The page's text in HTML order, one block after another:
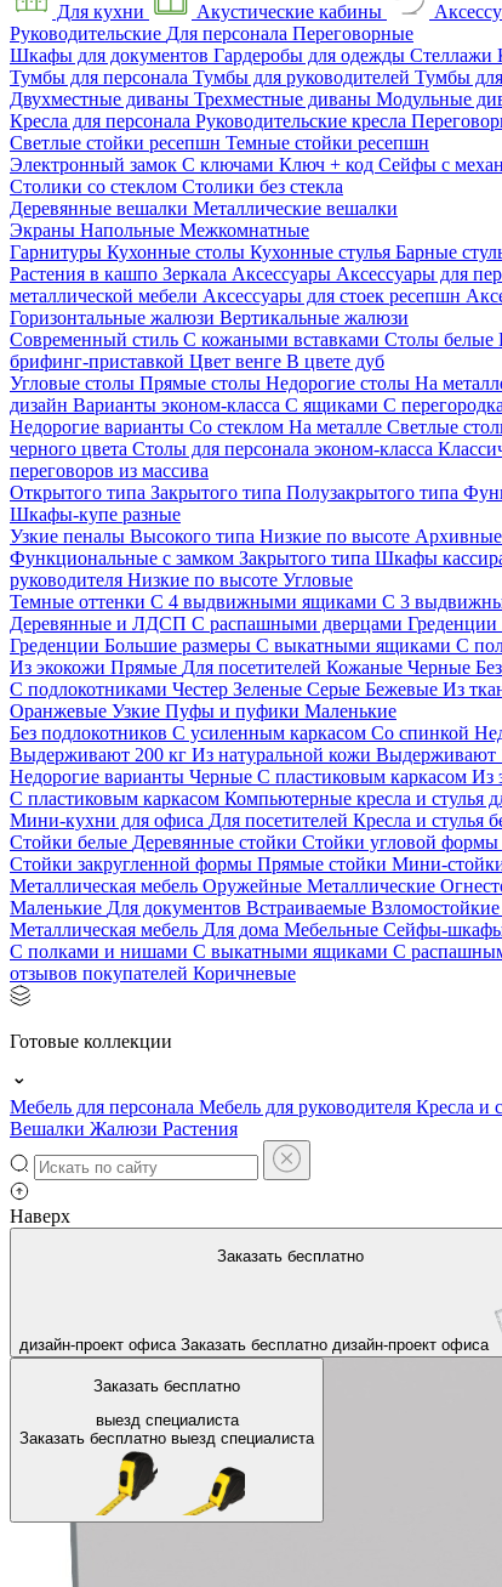
Для кухни Акустические кабины
Руководительские Для персонала Переговорные
Шкафы для документов Гардеробы для одежды Стеллажи
Тумбы для персонала Тумбы для руководителей Тумбы
Двухместные диваны Трехместные диваны Модульные
Кресла для персонала Руководительские кресла
Светлые стойки ресепшн Темные стойки ресепшн
Электронный замок С ключами Ключ + код Сейфы с
Столики со стеклом Столики без стекла
Деревянные вешалки Металлические вешалки
Экраны Напольные Межкомнатные
Гарнитуры Кухонные столы Кухонные стулья Барные
Растения в кашпо Зеркала Аксессуары Аксессуары для
металлической мебели Аксессуары для стоек ресепшн
Горизонтальные жалюзи Вертикальные жалюзи
Современный стиль С кожаными вставками Столы белые
брифинг-приставкой Цвет венге В цвете дуб
Угловые столы Прямые столы Недорогие столы На
дизайн Варианты эконом-класса С ящиками С
Недорогие варианты Со стеклом На металле Светлые
черного цвета Столы для персонала эконом-класса
переговоров из массива
Открытого типа Закрытого типа Полузакрытого типа
Шкафы-купе разные
Узкие пеналы Высокого типа Низкие по высоте
Функциональные с замком Закрытого типа Шкафы
руководителя Низкие по высоте Угловые
Темные оттенки С 4 выдвижными ящиками С 3
Деревянные и ЛДСП С распашными дверцами Греденции
Греденции Большие размеры С выкатными ящиками С
Из экокожи Прямые Для посетителей Кожаные Черные
С подлокотниками Честер Зеленые Серые Бежевые Из
Оранжевые Узкие Пуфы и пуфики Маленькие
Без подлокотников С усиленным каркасом Со спинкой
Выдерживают 200 кг Из натуральной кожи Выдерживают
Недорогие варианты Черные С пластиковым каркасом Из
С пластиковым каркасом Компьютерные кресла и стулья
Мини-кухни для офиса Для посетителей Кресла и стулья
Стойки белые Деревянные стойки Стойки угловой формы
Стойки закругленной формы Прямые стойки Мини-
Металлическая мебель Оружейные Металлические
Маленькие Для документов Встраиваемые Взломостойкие
Металлическая мебель Для дома Мебельные Сейфы-
С полками и нишами С выкатными ящиками С
отзывов покупателей Коричневые
Готовые коллекции
Мебель для персонала Мебель для руководителя Кресла и
Вешалки Жалюзи Растения
Наверх
Заказать бесплатно
дизайн-проект офиса Заказать бесплатно дизайн-проект офиса
Заказать бесплатно
выезд специалиста
Заказать бесплатно выезд специалиста
На главную